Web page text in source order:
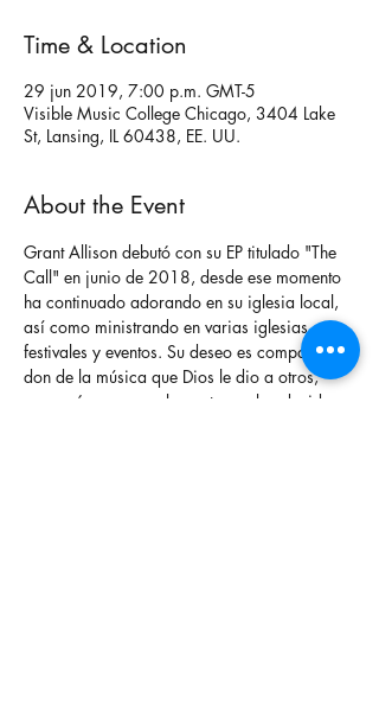
Time & Location
29 jun 2019, 7:00 p.m. GMT-5
Visible Music College Chicago, 3404 Lake
St, Lansing, IL 60438, EE. UU.
About the Event
Grant Allison debutó con su EP titulado "The
Call" en junio de 2018, desde ese momento
ha continuado adorando en su iglesia local,
así como ministrando en varias iglesias,
festivales y eventos. Su deseo es compartir el
don de la música que Dios le dio a otros,
pero más para que la gente sea bendecida